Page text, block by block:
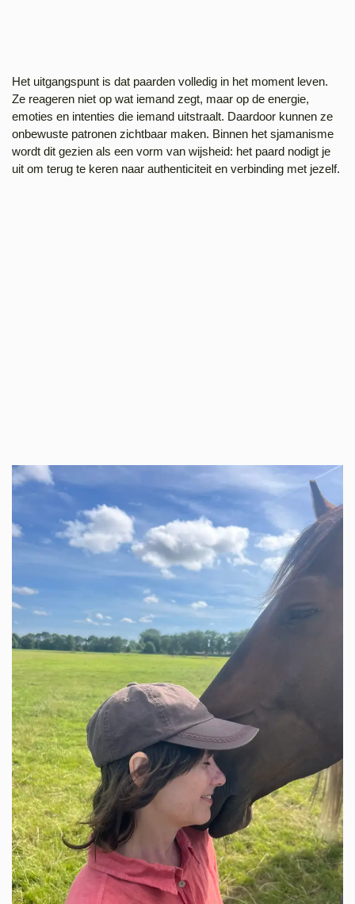
Het uitgangspunt is dat paarden volledig in het moment leven.
Ze reageren niet op wat iemand zegt, maar op de energie,
emoties en intenties die iemand uitstraalt. Daardoor kunnen ze
onbewuste patronen zichtbaar maken. Binnen het sjamanisme
wordt dit gezien als een vorm van wijsheid: het paard nodigt je
uit om terug te keren naar authenticiteit en verbinding met jezelf.